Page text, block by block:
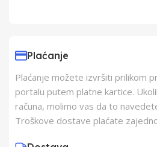
Proizvođač
Zemlja Porekla
Plaćanje
Plaćanje možete izvršiti prilikom
portalu putem platne kartice.
računa, molimo vas da to
Troškove dostave plaćate